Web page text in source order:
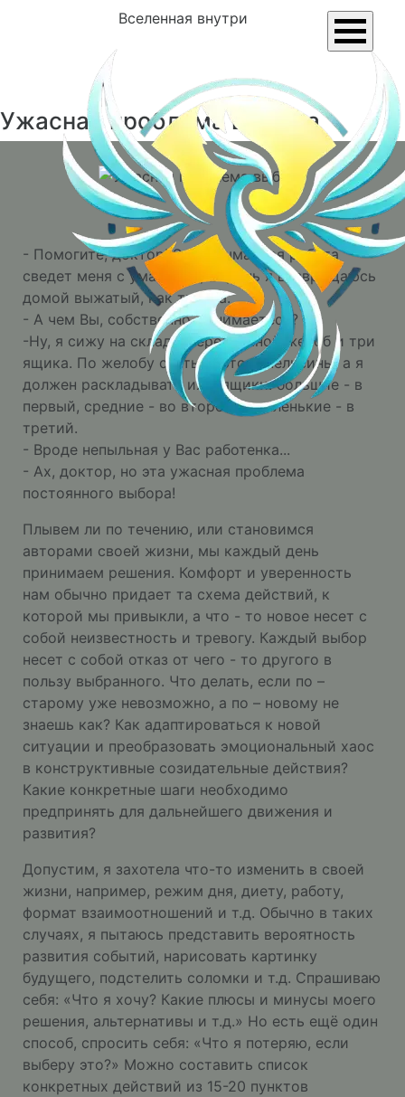
Вселенная внутри
Ужасная проблема выбора
- Помогите, доктор! Эта кошмарная работа
сведет меня с ума! Каждый день я возвращаюсь
домой выжатый, как тряпка.
- А чем Вы, собственно, занимаетесь?
-Ну, я сижу на складе, передо мной желоб и три
ящика. По желобу скатываются апельсины, а я
должен раскладывать их в ящики: большие - в
первый, средние - во второй, а маленькие - в
третий.
- Вроде непыльная у Вас работенка...
- Ах, доктор, но эта ужасная проблема
постоянного выбора!
Плывем ли по течению, или становимся
авторами своей жизни, мы каждый день
принимаем решения. Комфорт и уверенность
нам обычно придает та схема действий, к
которой мы привыкли, а что - то новое несет с
собой неизвестность и тревогу. Каждый выбор
несет с собой отказ от чего - то другого в
пользу выбранного. Что делать, если по –
старому уже невозможно, а по – новому не
знаешь как? Как адаптироваться к новой
ситуации и преобразовать эмоциональный хаос
в конструктивные созидательные действия?
Какие конкретные шаги необходимо
предпринять для дальнейшего движения и
развития?
Допустим, я захотела что-то изменить в своей
жизни, например, режим дня, диету, работу,
формат взаимоотношений и т.д. Обычно в таких
случаях, я пытаюсь представить вероятность
развития событий, нарисовать картинку
будущего, подстелить соломки и т.д. Спрашиваю
себя: «Что я хочу? Какие плюсы и минусы моего
решения, альтернативы и т.д.» Но есть ещё один
способ, спросить себя: «Что я потеряю, если
выберу это?» Можно составить список
конкретных действий из 15-20 пунктов